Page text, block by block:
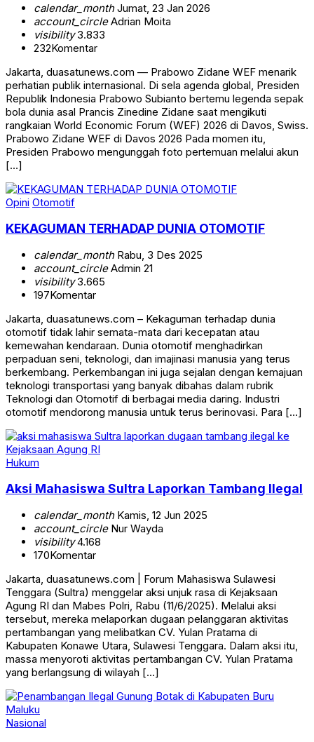
calendar_monthJumat, 23 Jan 2026
account_circleAdrian Moita
visibility3.833
232Komentar
Jakarta, duasatunews.com — Prabowo Zidane WEF menarik
perhatian publik internasional. Di sela agenda global, Presiden
Republik Indonesia Prabowo Subianto bertemu legenda sepak
bola dunia asal Prancis Zinedine Zidane saat mengikuti
rangkaian World Economic Forum (WEF) 2026 di Davos, Swiss.
Prabowo Zidane WEF di Davos 2026 Pada momen itu,
Presiden Prabowo mengunggah foto pertemuan melalui akun
[…]
Opini Otomotif
KEKAGUMAN TERHADAP DUNIA OTOMOTIF
calendar_monthRabu, 3 Des 2025
account_circleAdmin 21
visibility3.665
197Komentar
Jakarta, duasatunews.com – Kekaguman terhadap dunia
otomotif tidak lahir semata-mata dari kecepatan atau
kemewahan kendaraan. Dunia otomotif menghadirkan
perpaduan seni, teknologi, dan imajinasi manusia yang terus
berkembang. Perkembangan ini juga sejalan dengan kemajuan
teknologi transportasi yang banyak dibahas dalam rubrik
Teknologi dan Otomotif di berbagai media daring. Industri
otomotif mendorong manusia untuk terus berinovasi. Para […]
Hukum
Aksi Mahasiswa Sultra Laporkan Tambang Ilegal
calendar_monthKamis, 12 Jun 2025
account_circleNur Wayda
visibility4.168
170Komentar
Jakarta, duasatunews.com | Forum Mahasiswa Sulawesi
Tenggara (Sultra) menggelar aksi unjuk rasa di Kejaksaan
Agung RI dan Mabes Polri, Rabu (11/6/2025). Melalui aksi
tersebut, mereka melaporkan dugaan pelanggaran aktivitas
pertambangan yang melibatkan CV. Yulan Pratama di
Kabupaten Konawe Utara, Sulawesi Tenggara. Dalam aksi itu,
massa menyoroti aktivitas pertambangan CV. Yulan Pratama
yang berlangsung di wilayah […]
Nasional